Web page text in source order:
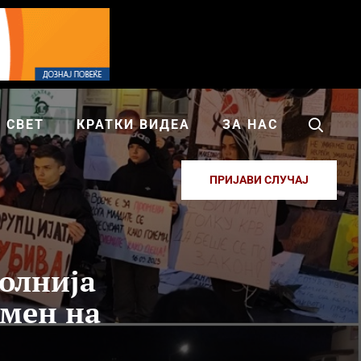
СВЕТ КРАТКИ ВИДЕА ЗА НАС
ПРИЈАВИ СЛУЧАЈ
на